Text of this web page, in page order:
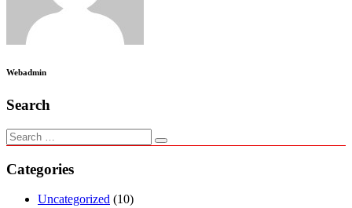
Webadmin
Search
Categories
Uncategorized (10)